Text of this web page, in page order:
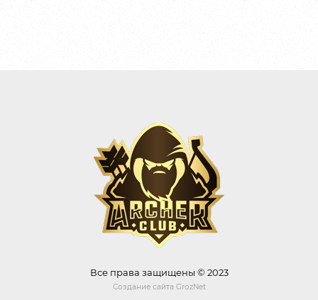
Все права защищены © 2023
Создание сайта GrozNet